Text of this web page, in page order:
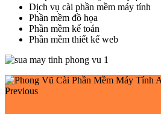
Dịch vụ cài phần mềm máy tính
Phần mềm đồ họa
Phần mềm kế toán
Phần mềm thiết kế web
Previous